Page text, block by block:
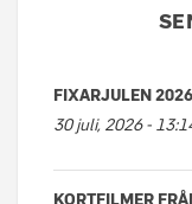
FIXARJULEN 2026
30 juli, 2026 -